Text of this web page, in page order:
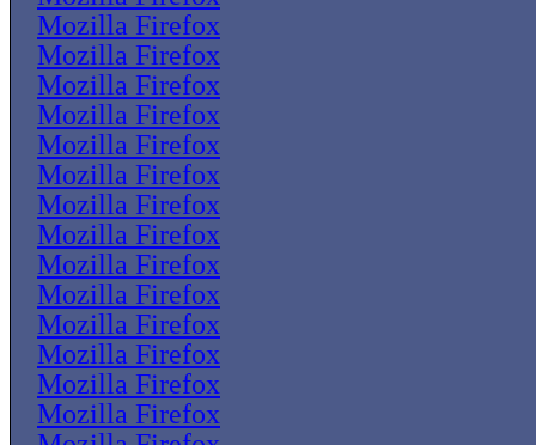
Mozilla Firefox
Mozilla Firefox
Mozilla Firefox
Mozilla Firefox
Mozilla Firefox
Mozilla Firefox
Mozilla Firefox
Mozilla Firefox
Mozilla Firefox
Mozilla Firefox
Mozilla Firefox
Mozilla Firefox
Mozilla Firefox
Mozilla Firefox